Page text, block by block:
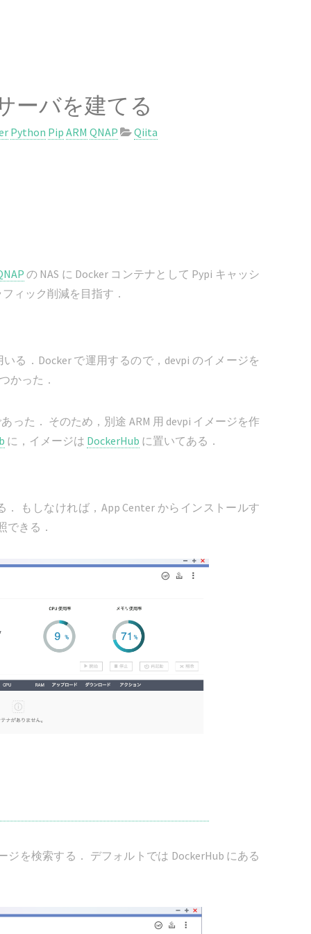
ーバを建てる
Python Pip ARM QNAP Qiita
の NAS に Docker コンテナとして Pypi キャッシ
ィック削減を目指す．
る．Docker で運用するので，devpi のイメージを
かった．
った． そのため，別途 ARM 用 devpi イメージを作
に，イメージは DockerHub に置いてある．
． もしなければ，App Center からインストールす
できる．
を検索する． デフォルトでは DockerHub にある